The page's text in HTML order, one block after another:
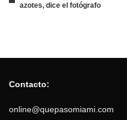
azotes, dice el fotógrafo
Contacto:
online@quepasomiami.com